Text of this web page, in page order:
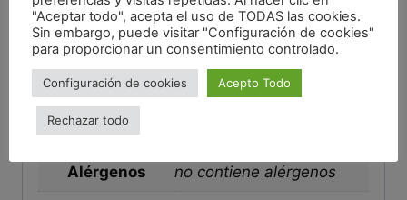
encontrarla en innumerables recetas
acompañando a vegetales, carnes y huevo.
Información adicional
Origen
Alérgenos no contiene alérgenos
"Aceptar todo", acepta el uso de TODAS las cookies.
Sin embargo, puede visitar "Configuración de cookies"
para proporcionar un consentimiento controlado.
Configuración de cookies Acepto Todo
Rechazar todo